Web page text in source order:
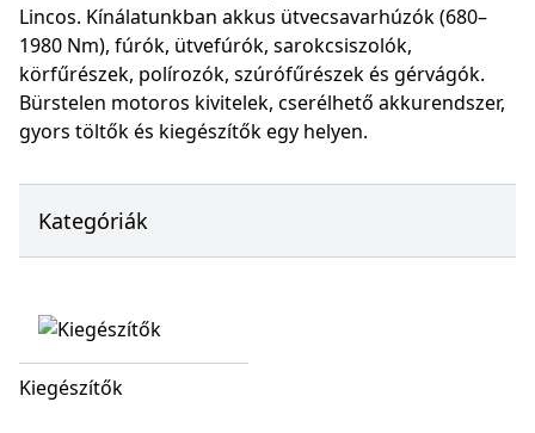
Lincos. Kínálatunkban akkus ütvecsavarhúzók (680–
1980 Nm), fúrók, ütvefúrók, sarokcsiszolók,
körfűrészek, polírozók, szúrófűrészek és gérvágók.
Bürstelen motoros kivitelek, cserélhető akkurendszer,
gyors töltők és kiegészítők egy helyen.
Kategóriák
Kiegészítők